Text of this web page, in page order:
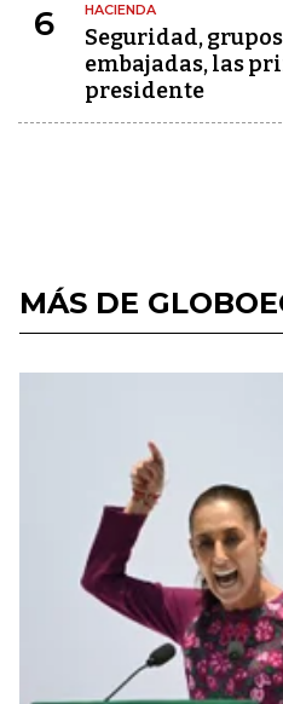
6 HACIENDA
Seguridad,
embajadas, las
presidente
MÁS DE